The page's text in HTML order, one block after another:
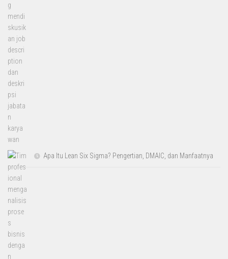
Apa Itu Lean Six Sigma? Pengertian, DMAIC, dan Manfaatnya